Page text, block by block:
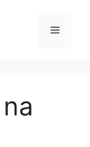
Menu